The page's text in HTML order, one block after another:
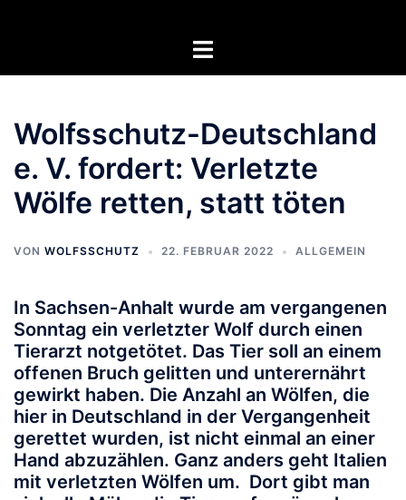
Menü
Wolfsschutz-Deutschland
e. V. fordert: Verletzte
Wölfe retten, statt töten
VON WOLFSSCHUTZ 22. FEBRUAR 2022 ALLGEMEIN
In Sachsen-Anhalt wurde am vergangenen
Sonntag ein verletzter Wolf durch einen
Tierarzt notgetötet. Das Tier soll an einem
offenen Bruch gelitten und unterernährt
gewirkt haben. Die Anzahl an Wölfen, die
hier in Deutschland in der Vergangenheit
gerettet wurden, ist nicht einmal an einer
Hand abzuzählen. Ganz anders geht Italien
mit verletzten Wölfen um. Dort gibt man